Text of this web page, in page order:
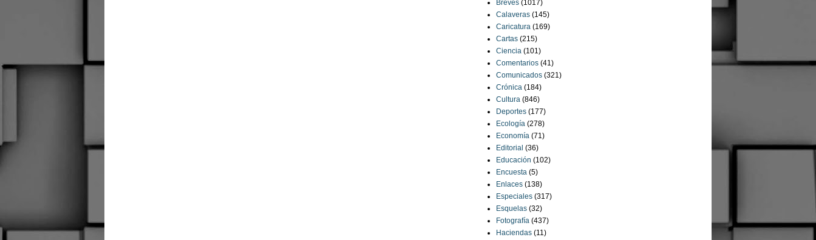
Breves (1017)
Calaveras (145)
Caricatura (169)
Cartas (215)
Ciencia (101)
Comentarios (41)
Comunicados (321)
Crónica (184)
Cultura (846)
Deportes (177)
Ecología (278)
Economía (71)
Editorial (36)
Educación (102)
Encuesta (5)
Enlaces (138)
Especiales (317)
Esquelas (32)
Fotografía (437)
Haciendas (11)